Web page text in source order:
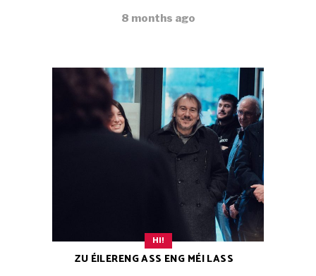
8 months ago
HI!
ZU ÉILERENG ASS ENG MÉI LASS